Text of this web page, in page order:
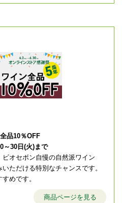
品10％OFF
～30日(火)まで
オセボン自慢の自然派ワイン
ただける特別なチャンスです。
めです。
商品ページを見る